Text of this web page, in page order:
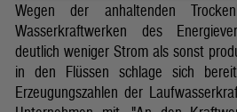
Wegen der anhaltenden
Wasserkraftwerken des
deutlich weniger Strom als sonst
in den Flüssen schlage sich
Erzeugungszahlen der